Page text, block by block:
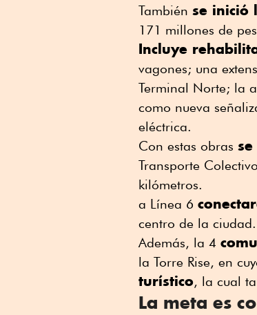
También se inició
171 millones de
Incluye
vagones; una
Terminal Norte; la
como nueva
eléctrica.
Con estas obras
Transporte
kilómetros.
a Línea 6
centro de la ciudad.
Además, la 4
la Torre Rise, en
turístico, la cual
La meta es